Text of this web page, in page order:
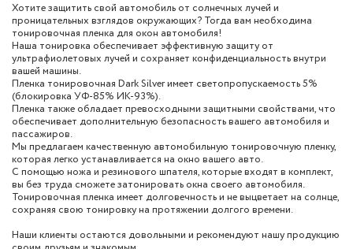
Хотите защитить свой автомобиль от солнечных лучей и
проницательных взглядов окружающих? Тогда вам необходима
тонировочная пленка для окон автомобиля!
Наша тонировка обеспечивает эффективную защиту от
ультрафиолетовых лучей и сохраняет конфиденциальность внутри
вашей машины.
Пленка тонировочная Dark Silver имеет светопропускаемость 5%
(блокировка УФ-85% ИК-93%).
Пленка также обладает превосходными защитными свойствами, что
обеспечивает дополнительную безопасность вашего автомобиля и
пассажиров.
Мы предлагаем качественную автомобильную тонировочную пленку,
которая легко устанавливается на окно вашего авто.
С помощью ножа и резинового шпателя, которые входят в комплект,
вы без труда сможете затонировать окна своего автомобиля.
Тонировочная пленка имеет долговечность и не выцветает на солнце,
сохраняя свою тонировку на протяжении долгого времени.
Наши клиенты остаются довольными и рекомендуют нашу продукцию